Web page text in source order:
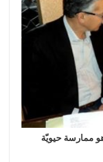
ممارسة حيويّة